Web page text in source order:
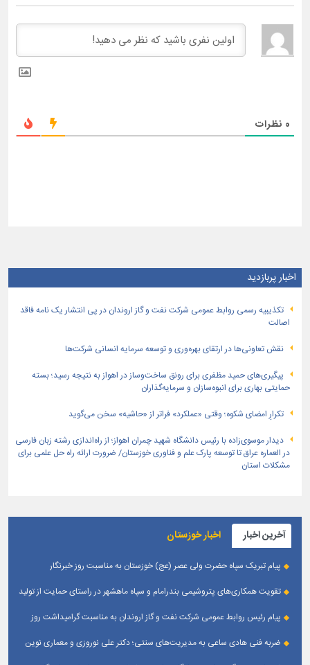
0 نظرات
اخبار پربازدید
تكذیبیه رسمی روابط عمومی شركت نفت و گاز اروندان در پی انتشار یک نامه فاقد
اصالت
نقش تعاونی‌ها در ارتقای بهره‌وری و توسعه سرمایه انسانی شرکت‌ها
پیگیری‌های حمید مظفری برای رونق ساخت‌وساز در اهواز به نتیجه رسید؛ بسته
حمایتی بهاری برای انبوه‌سازان و سرمایه‌گذاران
تکرارِ امضای شکوه؛ وقتی «عملکرد» فراتر از «حاشیه» سخن می‌گوید
دیدار موسوی‌زاده با رئیس دانشگاه شهید چمران اهواز؛ از راه‌اندازی رشته زبان فارسی
در العماره عراق تا توسعه پارک علم و فناوری خوزستان/ ضرورت ارائه راه حل علمی برای
مشکلات استان
آخرین اخبار اخبار خوزستان
پیام تبریک سپاه حضرت ولی عصر (عج) خوزستان به مناسبت روز خبرنگار
تقویت همکاری‌های پتروشیمی بندرامام و سپاه ماهشهر در راستای حمایت از تولید
پیام رئیس روابط عمومی شركت نفت و گاز اروندان به مناسبت گرامیداشت روز
ضربه فنی هادی ساعی به مدیریت‌های سنتی؛ دکتر علی نوروزی و معماری نوین